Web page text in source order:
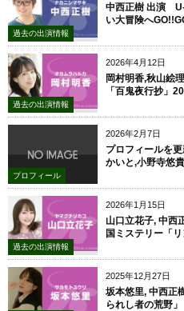
過去の出演情報
中西正樹 出演
い大冒険へ
2026年4月12日
過去の出演情報
岡村明香,秋山絵
「百鬼夜行抄」
2026年2月7日
プロフィール
プロフィールを
かいと,小野寺悠
2026年1月15日
過去の出演情報
山口立花子, 中
国ミステリー「
2025年12月27日
坂本悠里, 中西正
られし者の荒野」